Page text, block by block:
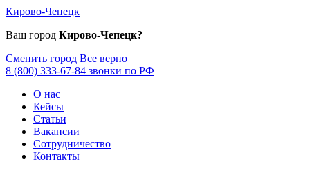
Кирово-Чепецк
Ваш город Кирово-Чепецк?
Сменить город Все верно
8 (800) 333-67-84 звонки по РФ
О нас
Кейсы
Статьи
Вакансии
Сотрудничество
Контакты